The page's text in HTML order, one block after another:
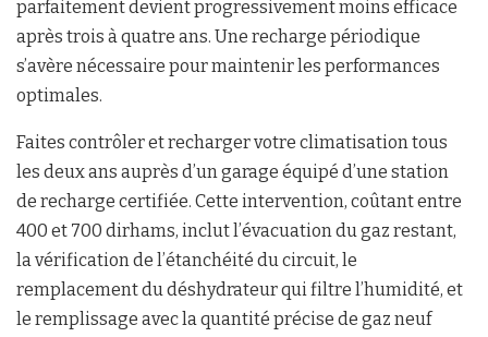
parfaitement devient progressivement moins efficace
après trois à quatre ans. Une recharge périodique
s’avère nécessaire pour maintenir les performances
optimales.
Faites contrôler et recharger votre climatisation tous
les deux ans auprès d’un garage équipé d’une station
de recharge certifiée. Cette intervention, coûtant entre
400 et 700 dirhams, inclut l’évacuation du gaz restant,
la vérification de l’étanchéité du circuit, le
remplacement du déshydrateur qui filtre l’humidité, et
le remplissage avec la quantité précise de gaz neuf